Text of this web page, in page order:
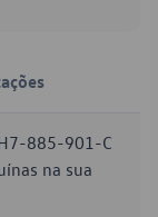
885-901-C
na sua